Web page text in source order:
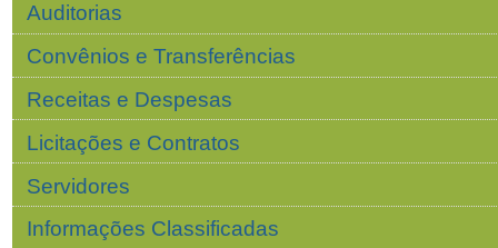
Auditorias
Convênios e Transferências
Receitas e Despesas
Licitações e Contratos
Servidores
Informações Classificadas